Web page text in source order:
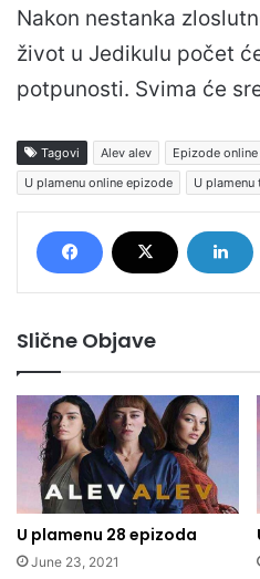
Nakon nestanka
život u Jedikulu počet
potpunosti. Svima će
Tagovi Alev alev Epizode online
U plamenu online epizode
U plamenu
Slične Objave
U plamenu 28 epizoda
June 23, 2021